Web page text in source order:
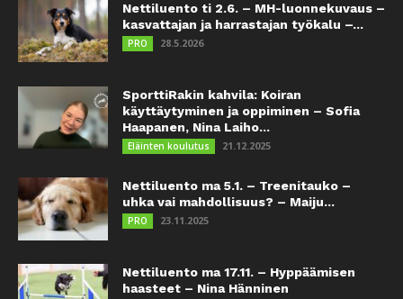
Nettiluento ti 2.6. – MH-luonnekuvaus –
kasvattajan ja harrastajan työkalu –...
PRO 28.5.2026
SporttiRakin kahvila: Koiran
käyttäytyminen ja oppiminen – Sofia
Haapanen, Nina Laiho...
Eläinten koulutus 21.12.2025
Nettiluento ma 5.1. – Treenitauko –
uhka vai mahdollisuus? – Maiju...
PRO 23.11.2025
Nettiluento ma 17.11. – Hyppäämisen
haasteet – Nina Hänninen